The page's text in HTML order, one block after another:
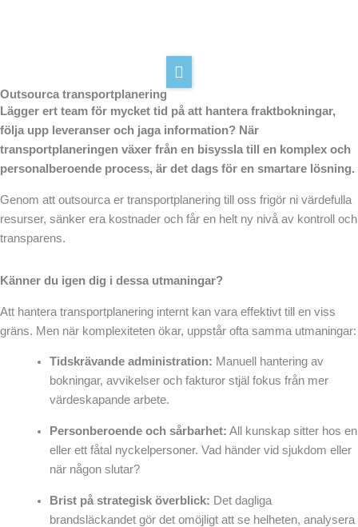
oss
Outsourca transportplanering
Lägger ert team för mycket tid på att hantera fraktbokningar,
följa upp leveranser och jaga information? När
transportplaneringen växer från en bisyssla till en komplex och
personalberoende process, är det dags för en smartare lösning.
Genom att outsourca er transportplanering till oss frigör ni värdefulla
resurser, sänker era kostnader och får en helt ny nivå av kontroll och
transparens.
Känner du igen dig i dessa utmaningar?
Att hantera transportplanering internt kan vara effektivt till en viss
gräns. Men när komplexiteten ökar, uppstår ofta samma utmaningar:
Tidskrävande administration: Manuell hantering av
bokningar, avvikelser och fakturor stjäl fokus från mer
värdeskapande arbete.
Personberoende och sårbarhet: All kunskap sitter hos en
eller ett fåtal nyckelpersoner. Vad händer vid sjukdom eller
när någon slutar?
Brist på strategisk överblick: Det dagliga
brandsläckandet gör det omöjligt att se helheten, analysera